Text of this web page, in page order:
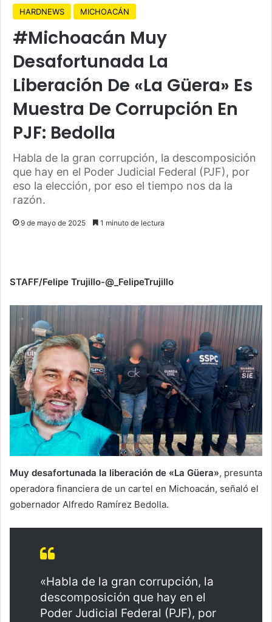
HARDNEWS MICHOACÁN
#Michoacán Muy
Desafortunada La
Liberación De «La Güera» Es
Muestra De Corrupción En
PJF: Bedolla
Habla de la gran corrupción, la descomposición
que hay en el Poder Judicial Federal (PJF), por
eso la elección, por eso el tiempo nos da la
razón.
9 de mayo de 2025 1 minuto de lectura
STAFF/Felipe Trujillo-@_FelipeTrujillo
Muy desafortunada la liberación de «La Güera», presunta
operadora financiera de un cartel en Michoacán, señaló el
gobernador Alfredo Ramírez Bedolla.
«Habla de la gran corrupción, la
descomposición que hay en el
Poder Judicial Federal (PJF), por